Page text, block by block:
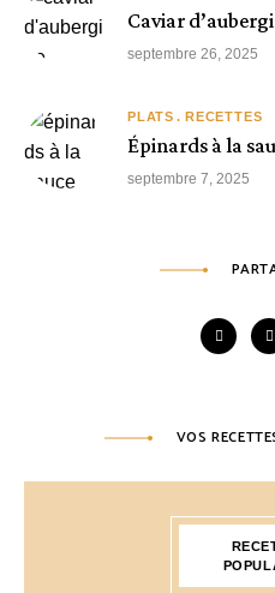
Caviar
septembre 26, 2025
PLATS RECETTES
Épinards à la
septembre 7, 2025
VOS